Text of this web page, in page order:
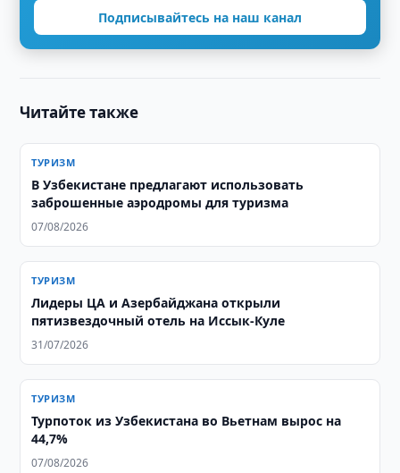
Подписывайтесь на наш канал
Читайте также
ТУРИЗМ
В Узбекистане предлагают использовать
заброшенные аэродромы для туризма
07/08/2026
ТУРИЗМ
Лидеры ЦА и Азербайджана открыли
пятизвездочный отель на Иссык-Куле
31/07/2026
ТУРИЗМ
Турпоток из Узбекистана во Вьетнам вырос на
44,7%
07/08/2026